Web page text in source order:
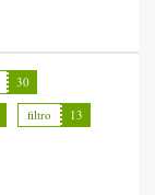
30
filtro
13